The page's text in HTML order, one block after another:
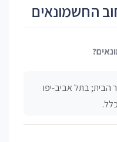
החשמונאים
הבית; בתל אביב-יפו